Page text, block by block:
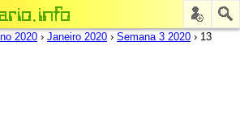
2020 › Janeiro 2020 › Semana 3 2020 › 13